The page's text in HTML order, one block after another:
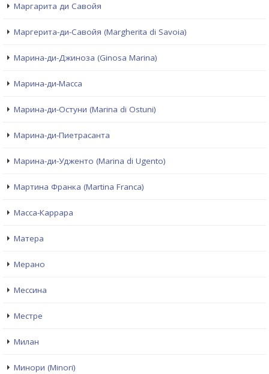
Маргарита ди Савойя
Маргерита-ди-Савойя (Margherita di Savoia)
Марина-ди-Джиноза (Ginosa Marina)
Марина-ди-Масса
Марина-ди-Остуни (Marina di Ostuni)
Марина-ди-Пиетрасанта
Марина-ди-Удженто (Marina di Ugento)
Мартина Франка (Martina Franca)
Масса-Каррара
Матера
Мерано
Мессина
Местре
Милан
Минори (Minori)